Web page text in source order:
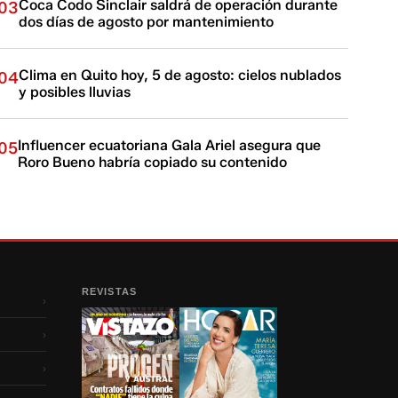
Coca Codo Sinclair saldrá de operación durante
dos días de agosto por mantenimiento
Clima en Quito hoy, 5 de agosto: cielos nublados
y posibles lluvias
Influencer ecuatoriana Gala Ariel asegura que
Roro Bueno habría copiado su contenido
›
›
›
REVISTAS